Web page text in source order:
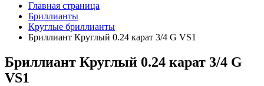
Главная страница
Бриллианты
Круглые бриллианты
Бриллиант Круглый 0.24 карат 3/4 G VS1
Бриллиант Круглый 0.24 карат 3/4 G
VS1